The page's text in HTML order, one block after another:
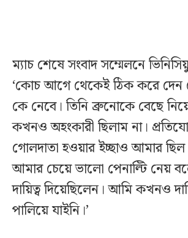
ম্যাচ শেষে সংবাদ সম্মেলনে
‘কোচ আগে থেকেই ঠিক করে দেন
কে নেবে। তিনি ব্রুনোকে বেছে
কখনও অহংকারী ছিলাম না।
গোলদাতা হওয়ার ইচ্ছাও আমার
আমার চেয়ে ভালো পেনাল্টি নেয়
দায়িত্ব দিয়েছিলেন। আমি কখনও
পালিয়ে যাইনি।’